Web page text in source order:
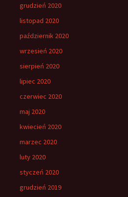
grudzień 2020
listopad 2020
październik 2020
wrzesień 2020
sierpień 2020
lipiec 2020
czerwiec 2020
maj 2020
kwiecień 2020
marzec 2020
luty 2020
styczeń 2020
grudzień 2019